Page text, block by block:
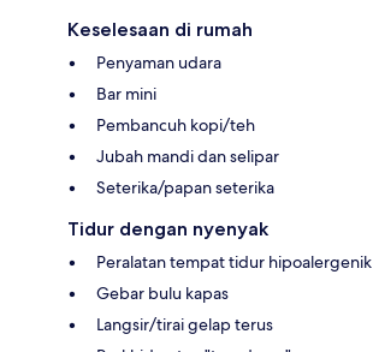
Keselesaan di rumah
Penyaman udara
Bar mini
Pembancuh kopi/teh
Jubah mandi dan selipar
Seterika/papan seterika
Tidur dengan nyenyak
Peralatan tempat tidur hipoalergenik
Gebar bulu kapas
Langsir/tirai gelap terus